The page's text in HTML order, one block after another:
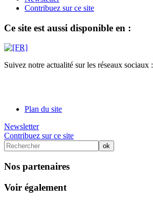
Contribuez sur ce site
Ce site est aussi disponible en :
Suivez notre actualité sur les réseaux sociaux :
Plan du site
Newsletter
Contribuez sur ce site
Nos partenaires
Voir également